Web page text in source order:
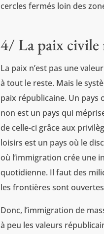
cercles fermés loin des
4/ La paix civile
La paix n’est pas une
à tout le reste. Mais le
paix républicaine. Un pays
non est un pays qui
de celle-ci grâce aux
loisirs est un pays où le
où l’immigration crée une
quotidienne. Il faut des
les frontières sont
Donc, l’immigration de
à peu les valeurs